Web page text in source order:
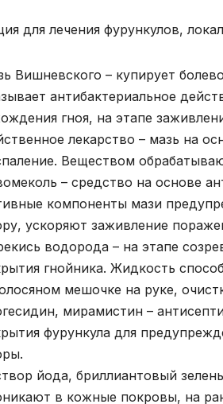
для лечения фурункулов,
Вишневского – купирует
антибактериальное
гноя, на этапе
лекарство – мазь на
Веществом
– средство на основе
компоненты мази
ускоряют заживление
водорода – на этапе
гнойника. Жидкость
мешочке на руке,
мирамистин –
фурункула для
йода, бриллиантовый
в кожные покровы, на